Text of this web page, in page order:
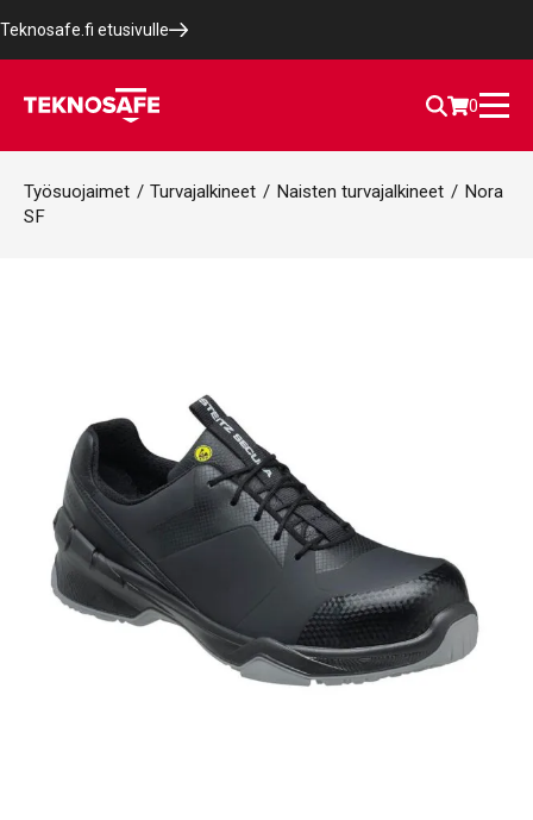
Teknosafe.fi etusivulle
0
Työsuojaimet / Turvajalkineet / Naisten turvajalkineet / Nora
SF